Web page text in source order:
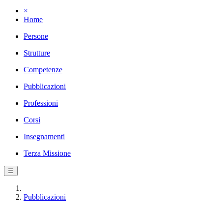
×
Home
Persone
Strutture
Competenze
Pubblicazioni
Professioni
Corsi
Insegnamenti
Terza Missione
☰
Pubblicazioni